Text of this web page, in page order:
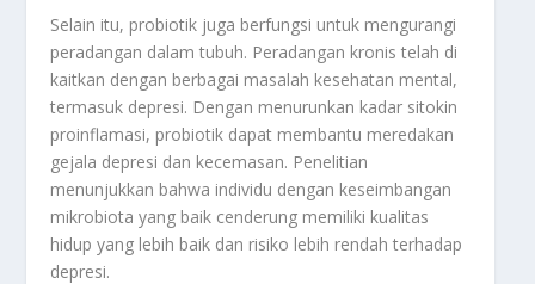
Selain itu, probiotik juga berfungsi untuk mengurangi
peradangan dalam tubuh. Peradangan kronis telah di
kaitkan dengan berbagai masalah kesehatan mental,
termasuk depresi. Dengan menurunkan kadar sitokin
proinflamasi, probiotik dapat membantu meredakan
gejala depresi dan kecemasan. Penelitian
menunjukkan bahwa individu dengan keseimbangan
mikrobiota yang baik cenderung memiliki kualitas
hidup yang lebih baik dan risiko lebih rendah terhadap
depresi.